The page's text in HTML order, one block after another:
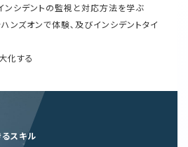
ンシデントの監視と対応方法を学ぶ
ンズオンで体験､及びインシデントタイ
化する
スキル